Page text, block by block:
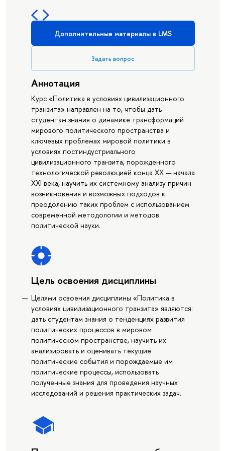
Дополнительные материалы в LMS
Задать вопрос
Аннотация
Курс «Политика в условиях цивилизационного
транзита» направлен на то, чтобы дать
студентам знания о динамике трансформаций
мирового политического пространства и
ключевых проблемах мировой политики в
условиях постиндустриального
цивилизационного транзита, порожденного
технологической революцией конца XX — начала
XXI века, научить их системному анализу причин
возникновения и возможных подходов к
преодолению таких проблем с использованием
современной методологии и методов
политической науки.
Цель освоения дисциплины
Целями освоения дисциплины «Политика в
условиях цивилизационного транзита» являются:
дать студентам знания о тенденциях развития
политических процессов в мировом
политическом пространстве, научить их
анализировать и оценивать текущие
политические события и порождаемые им
политические процессы, использовать
полученные знания для проведения научных
исследований и решения практических задач.